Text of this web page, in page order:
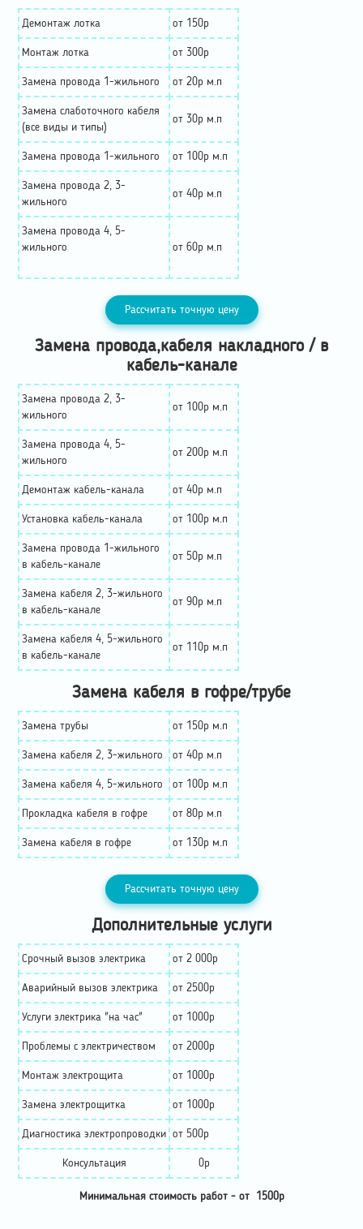
Демонтаж лотка от 150р
Монтаж лотка от 300р
Замена провода 1-жильного от 20р м.п
Замена слаботочного кабеля
(все виды и типы)
от 30р м.п
Замена провода 1-жильного от 100р м.п
Замена провода 2, 3-
жильного
от 40р м.п
Замена провода 4, 5-
жильного
от 60р м.п
Рассчитать точную цену
Замена провода,кабеля накладного / в
кабель-канале
Замена провода 2, 3-
жильного
от 100р м.п
Замена провода 4, 5-
жильного
от 200р м.п
Демонтаж кабель-канала от 40р м.п
Установка кабель-канала от 100р м.п
Замена провода 1-жильного
в кабель-канале
от 50р м.п
Замена кабеля 2, 3-жильного
в кабель-канале
от 90р м.п
Замена кабеля 4, 5-жильного
в кабель-канале
от 110р м.п
Замена кабеля в гофре/трубе
Замена трубы от 150р м.п
Замена кабеля 2, 3-жильного от 40р м.п
Замена кабеля 4, 5-жильного от 100р м.п
Прокладка кабеля в гофре от 80р м.п
Замена кабеля в гофре от 130р м.п
Рассчитать точную цену
Дополнительные услуги
Срочный вызов электрика от 2 000р
Аварийный вызов электрика от 2500р
Услуги электрика "на час" от 1000р
Проблемы с электричеством от 2000р
Монтаж электрощита от 1000р
Замена электрощитка от 1000р
Диагностика электропроводки от 500р
Консультация 0р
Минимальная стоимость работ - от 1500р